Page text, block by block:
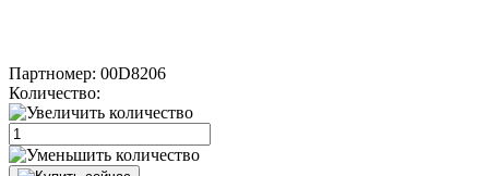
Партномер: 00D8206
Количество: